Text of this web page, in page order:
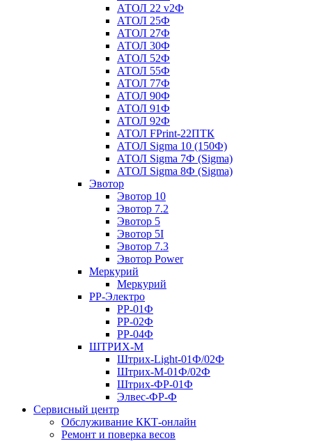
АТОЛ 22 v2Ф
АТОЛ 25Ф
АТОЛ 27Ф
АТОЛ 30Ф
АТОЛ 52Ф
АТОЛ 55Ф
АТОЛ 77Ф
АТОЛ 90Ф
АТОЛ 91Ф
АТОЛ 92Ф
АТОЛ FPrint-22ПТК
АТОЛ Sigma 10 (150Ф)
АТОЛ Sigma 7Ф (Sigma)
АТОЛ Sigma 8Ф (Sigma)
Эвотор
Эвотор 10
Эвотор 7.2
Эвотор 5
Эвотор 5I
Эвотор 7.3
Эвотор Power
Меркурий
Меркурий
РР-Электро
РР-01Ф
РР-02Ф
РР-04Ф
ШТРИХ-М
Штрих-Light-01Ф/02Ф
Штрих-М-01Ф/02Ф
Штрих-ФР-01Ф
Элвес-ФР-Ф
Сервисный центр
Обслуживание ККТ-онлайн
Ремонт и поверка весов